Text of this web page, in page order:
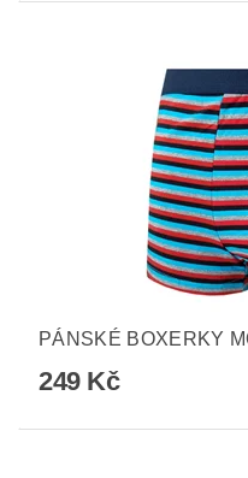
PÁNSKÉ BOXERKY
249 Kč